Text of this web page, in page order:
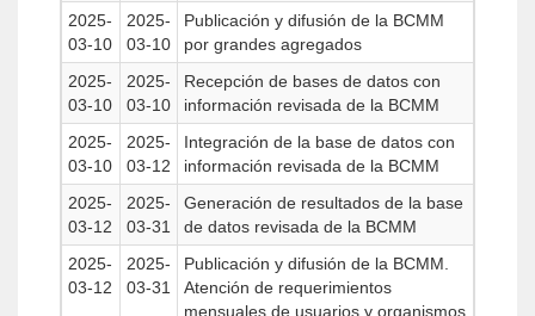
2025-
03-10
2025-
03-10
Publicación y difusión de la BCMM
por grandes agregados
2025-
03-10
2025-
03-10
Recepción de bases de datos con
información revisada de la BCMM
2025-
03-10
2025-
03-12
Integración de la base de datos con
información revisada de la BCMM
2025-
03-12
2025-
03-31
Generación de resultados de la base
de datos revisada de la BCMM
2025-
03-12
2025-
03-31
Publicación y difusión de la BCMM.
Atención de requerimientos
mensuales de usuarios y organismos